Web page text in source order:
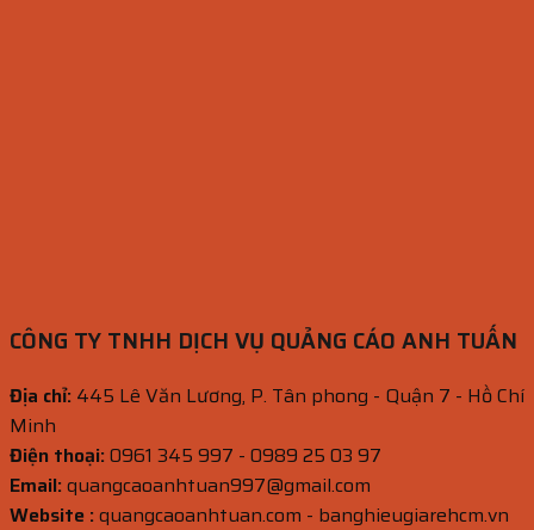
CÔNG TY TNHH DỊCH VỤ QUẢNG CÁO ANH TUẤN
Địa chỉ: 445 Lê Văn Lương, P. Tân phong - Quận 7 - Hồ Chí
Minh
Điện thoại:0961 345 997 - 0989 25 03 97
Email:quangcaoanhtuan997@gmail.com
Website :quangcaoanhtuan.com - banghieugiarehcm.vn